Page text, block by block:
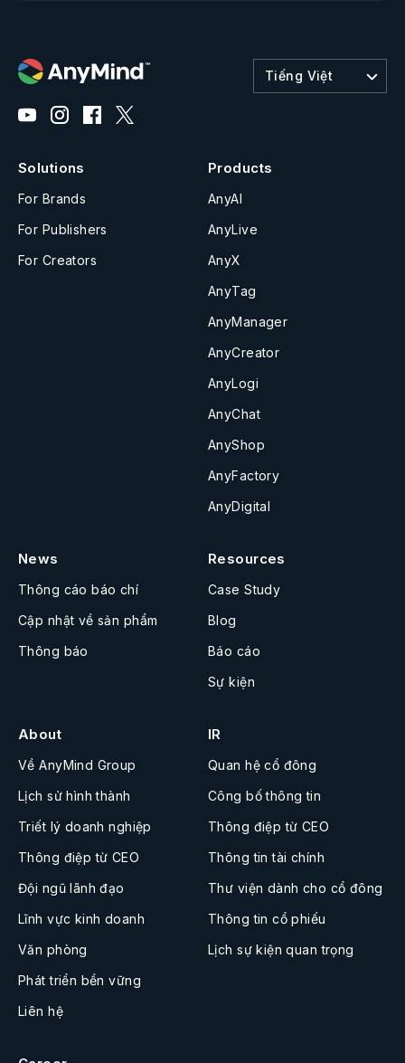
Tiếng Việt
Solutions
For Brands
For Publishers
For Creators
Products
AnyAI
AnyLive
AnyX
AnyTag
AnyManager
AnyCreator
AnyLogi
AnyChat
AnyShop
AnyFactory
AnyDigital
News
Thông cáo báo chí
Cập nhật về sản phẩm
Thông báo
Resources
Case Study
Blog
Báo cáo
Sự kiện
About
Về AnyMind Group
Lịch sử hình thành
Triết lý doanh nghiệp
Thông điệp từ CEO
Đội ngũ lãnh đạo
Lĩnh vực kinh doanh
Văn phòng
Phát triển bền vững
Liên hệ
IR
Quan hệ cổ đông
Công bố thông tin
Thông điệp từ CEO
Thông tin tài chính
Thư viện dành cho cổ đông
Thông tin cổ phiếu
Lịch sự kiện quan trọng